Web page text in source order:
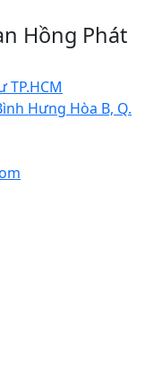
Hồng Phát
TP.HCM
Hưng Hòa B, Q.